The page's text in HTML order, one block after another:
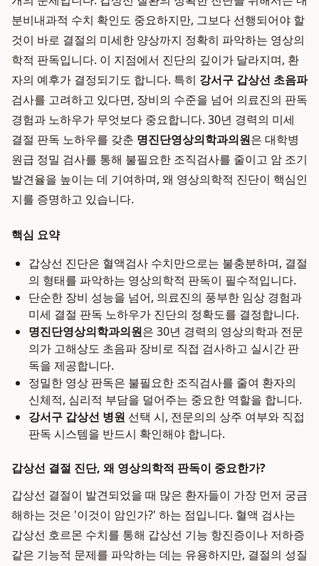
분비내과적 수치 확인도 중요하지만, 그보다 선행되어야 할
것이 바로 결절의 미세한 양상까지 정확히 파악하는 영상의
학적 판독입니다. 이 지점에서 진단의 깊이가 달라지며, 환
자의 예후가 결정되기도 합니다. 특히 강서구 갑상선 초음파
검사를 고려하고 있다면, 장비의 수준을 넘어 의료진의 판독
경험과 노하우가 무엇보다 중요합니다. 30년 경력의 미세
결절 판독 노하우를 갖춘 명진단영상의학과의원은 대학병
원급 정밀 검사를 통해 불필요한 조직검사를 줄이고 암 조기
발견율을 높이는 데 기여하며, 왜 영상의학적 진단이 핵심인
지를 증명하고 있습니다.
핵심 요약
갑상선 진단은 혈액검사 수치만으로는 불충분하며, 결절
의 형태를 파악하는 영상의학적 판독이 필수적입니다.
단순한 장비 성능을 넘어, 의료진의 풍부한 임상 경험과
미세 결절 판독 노하우가 진단의 정확도를 결정합니다.
명진단영상의학과의원은 30년 경력의 영상의학과 전문
의가 고해상도 초음파 장비로 직접 검사하고 실시간 판
독을 제공합니다.
정밀한 영상 판독은 불필요한 조직검사를 줄여 환자의
신체적, 심리적 부담을 덜어주는 중요한 역할을 합니다.
강서구 갑상선 병원 선택 시, 전문의의 상주 여부와 직접
판독 시스템을 반드시 확인해야 합니다.
갑상선 결절 진단, 왜 영상의학적 판독이 중요한가?
갑상선 결절이 발견되었을 때 많은 환자들이 가장 먼저 궁금
해하는 것은 '이것이 암인가?' 하는 점입니다. 혈액 검사는
갑상선 호르몬 수치를 통해 갑상선 기능 항진증이나 저하증
같은 기능적 문제를 파악하는 데는 유용하지만, 결절의 성질